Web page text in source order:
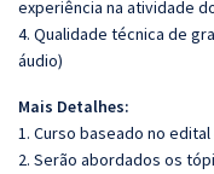
experiência na atividade
4. Qualidade técnica de
áudio)
Mais Detalhes:
1. Curso baseado no edital
2. Serão abordados os